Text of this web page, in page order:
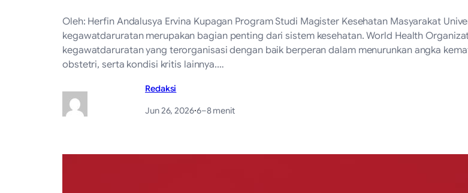
Oleh: Herfin Andalusya Ervina Kupagan Program Studi Magister Kesehatan Masyarakat
kegawatdaruratan merupakan bagian penting dari sistem kesehatan. World Health
kegawatdaruratan yang terorganisasi dengan baik berperan dalam menurunkan angka
obstetri, serta kondisi kritis lainnya.…
Redaksi
Jun 26, 2026·6–8 menit